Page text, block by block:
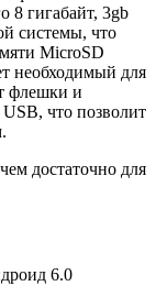
8 гигабайт, 3gb
системы, что
MicroSD
необходимый для
флешки и
что позволит
достаточно для
6.0